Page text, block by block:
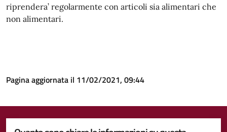
riprendera’ regolarmente con articoli sia alimentari che
non alimentari.
Pagina aggiornata il 11/02/2021, 09:44